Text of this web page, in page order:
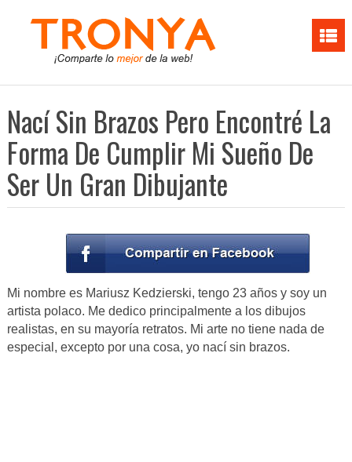
Nací Sin Brazos Pero Encontré La
Forma De Cumplir Mi Sueño De
Ser Un Gran Dibujante
Mi nombre es Mariusz Kedzierski, tengo 23 años y soy un
artista polaco. Me dedico principalmente a los dibujos
realistas, en su mayoría retratos. Mi arte no tiene nada de
especial, excepto por una cosa, yo nací sin brazos.